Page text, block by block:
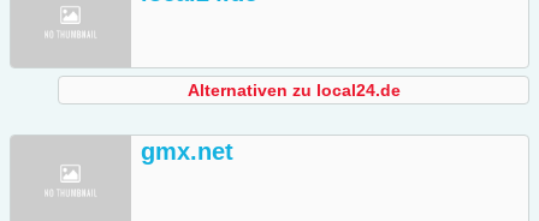
Alternativen zu local24.de
gmx.net